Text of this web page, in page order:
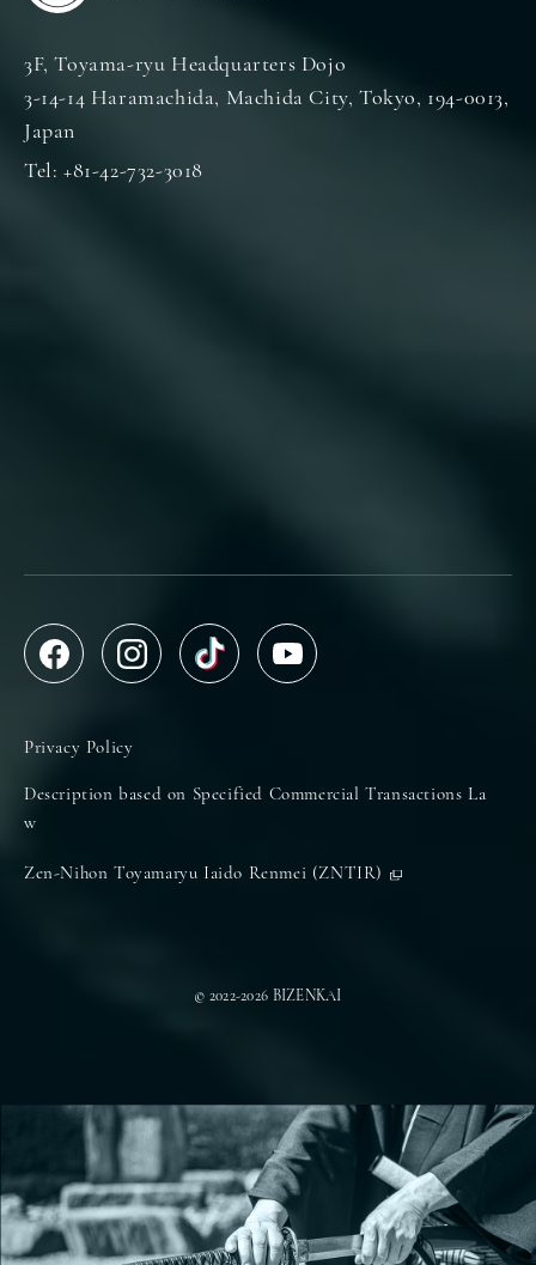
3F, Toyama-ryu Headquarters Dojo
3-14-14 Haramachida, Machida City, Tokyo, 194-0013,
Japan
Tel: +81-42-732-3018
Privacy Policy
Description based on Specified Commercial Transactions La
w
Zen-Nihon Toyamaryu Iaido Renmei (ZNTIR)
© 2022-2026 BIZENKAI